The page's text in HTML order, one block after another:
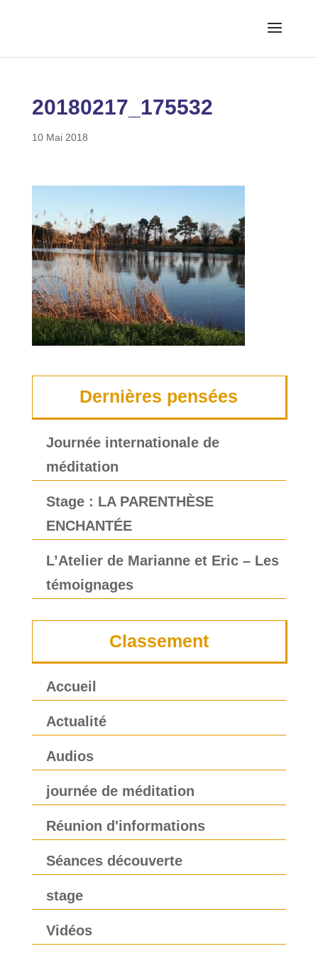
20180217_175532
10 Mai 2018
Dernières pensées
Journée internationale de
méditation
Stage : LA PARENTHÈSE
ENCHANTÉE
L’Atelier de Marianne et Eric – Les
témoignages
Classement
Accueil
Actualité
Audios
journée de méditation
Réunion d'informations
Séances découverte
stage
Vidéos